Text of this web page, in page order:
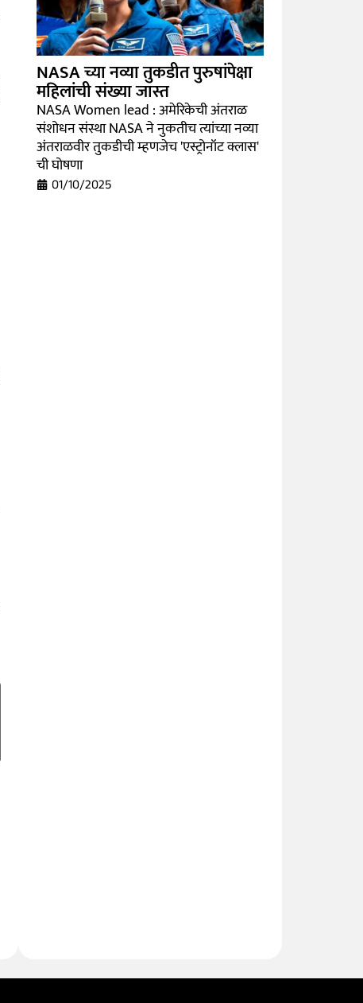
NASA च्या नव्या तुकडीत पुरुषांपेक्षा
महिलांची संख्या जास्त
NASA Women lead : अमेरिकेची अंतराळ
संशोधन संस्था NASA ने नुकतीच त्यांच्या नव्या
अंतराळवीर तुकडीची म्हणजेच 'एस्ट्रोनॉट क्लास'
ची घोषणा
01/10/2025